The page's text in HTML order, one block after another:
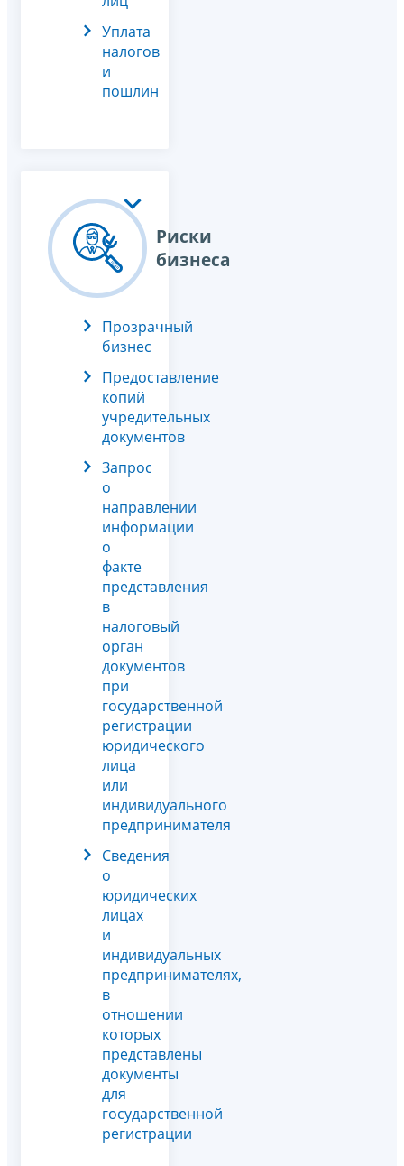
Уплата
налогов
и
пошлин
Риски
бизнеса
Прозрачный
бизнес
Предоставление
копий
учредительных
документов
Запрос
о
направлении
информации
о
факте
представления
в
налоговый
орган
документов
при
государственной
регистрации
юридического
лица
или
индивидуального
предпринимателя
Сведения
о
юридических
лицах
и
индивидуальных
предпринимателях,
в
отношении
которых
представлены
документы
для
государственной
регистрации